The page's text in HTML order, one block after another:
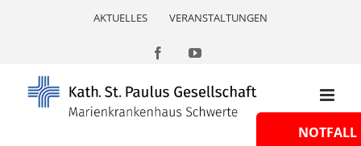
AKTUELLES VERANSTALTUNGEN
FacebookYouTube
NOTFALL